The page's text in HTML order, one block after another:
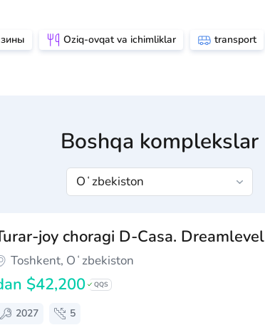
Oziq-ovqat va ichimliklar transport
Boshqa komplekslar
joy choragi D-Casa. Dreamlevel
Toshkent, Oʻzbekiston
$42,200 QQS
2027 5